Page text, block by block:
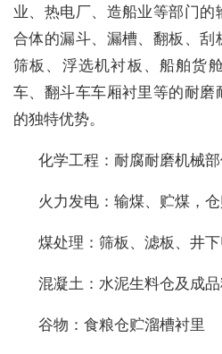
业、热电厂、造船业等部门
合体的漏斗、漏槽、翻板、
筛板、浮选机衬板、船舶货
车、翻斗车车厢衬里等的耐
的独特优势。
化学工程：耐腐耐磨机械
火力发电：输煤、贮煤，
煤处理：筛板、滤板、井
混凝土：水泥生料仓及成
谷物：食粮仓贮溜槽衬里